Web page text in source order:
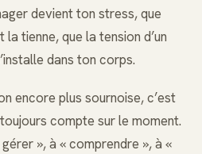
devient ton stress, que
la tienne, que la tension d’un
dans ton corps.
encore plus sournoise, c’est
compte sur le moment.
», à « comprendre », à «